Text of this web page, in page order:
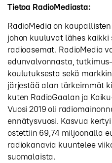
Tietoa RadioMediasta:
RadioMedia on
johon kuuluvat lähes
radioasemat. RadioMedia
edunvalvonnasta,
koulutuksesta sekä
järjestää alan tärkeimmät
kuten RadioGaalan ja
Vuosi 2019 oli
ennätysvuosi. Kasvua
ostettiin 69,74 miljoonalla
radiokanavia kuuntelee
suomalaista.